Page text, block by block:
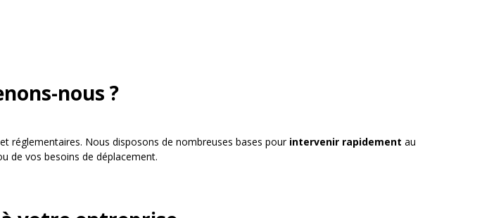
nous ?
réglementaires. Nous disposons de nombreuses bases pour intervenir rapidement au
de vos besoins de déplacement.